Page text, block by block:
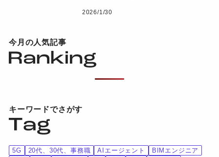
2026/1/30
今月の人気記事
キーワードでさがす
5G 20代、30代、事務職 AIエージェント
BIMエンジニア